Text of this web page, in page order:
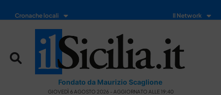
Cronache locali Il Network
Fondato da Maurizio Scaglione
GIOVEDÌ 6 AGOSTO 2026 - AGGIORNATO ALLE 19:40